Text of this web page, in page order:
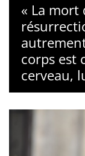
« La mort
corps est
cerveau,